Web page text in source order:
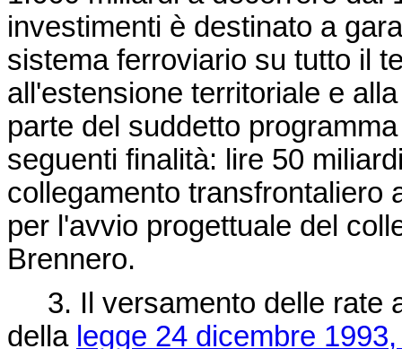
investimenti è destinato a
sistema ferroviario su tutto il
all'estensione territoriale e
parte del suddetto
seguenti finalità: lire 50
collegamento transfrontaliero
per l'avvio progettuale del
Brennero.
3. Il versamento delle rate
della legge 24 dicembre